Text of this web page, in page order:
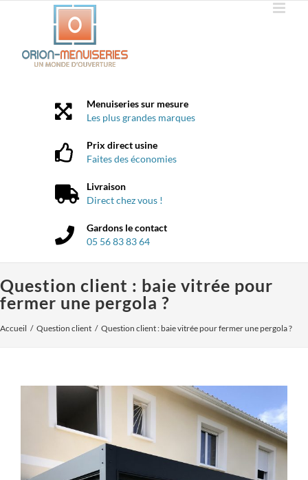
Menuiseries sur mesure
Les plus grandes marques
Prix direct usine
Faites des économies
Livraison
Direct chez vous !
Gardons le contact
05 56 83 83 64
Question client : baie vitrée pour
fermer une pergola ?
Accueil Question client Question client : baie vitrée pour fermer une pergola ?
agrandie